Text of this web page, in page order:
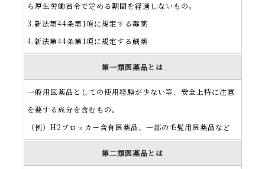
ら厚生労働省令で定める期間を経過しないもの。
3.新法第44条第1項に規定する毒薬
4.新法第44条第1項に規定する劇薬
第一類医薬品とは
一般用医薬品としての使用経験が少ない等、安全上特に注意
を要する成分を含むもの。
（例）H2ブロッカー含有医薬品、一部の毛髪用医薬品など
第二類医薬品とは